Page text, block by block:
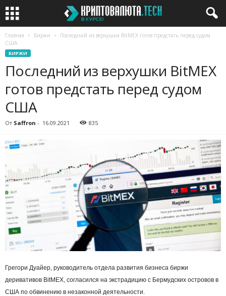
Главная Биржи
Последний из верхушки BitMEX готов предстать перед судом
США
БИРЖИ
Последний из верхушки BitMEX
готов предстать перед судом
США
От Saffron - 16.09.2021 835
Грегори Дуайер, руководитель отдела развития бизнеса биржи
деривативов BitMEX, согласился на экстрадицию с Бермудских островов в
США по обвинению в незаконной деятельности.